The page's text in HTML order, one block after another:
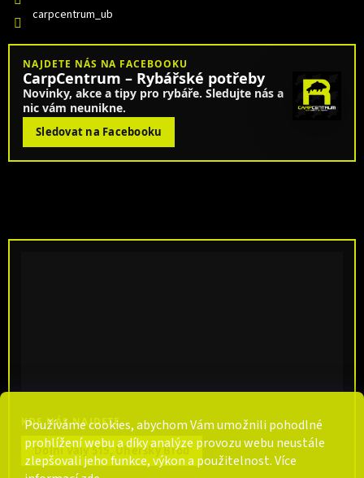
Používáme cookies, abychom Vám umožnili pohodlné
prohlížení webu a díky analýze provozu webu neustále
zlepšovali jeho funkce, výkon a použitelnost. Více
carpcentrum_ub
NAJDETE NÁS NA FACEBOOKU
CarpCentrum – Rybářské potřeby
Novinky, akce a tipy pro rybáře. Sledujte nás a
nic vám neunikne.
Sledovat na Facebooku
KDE NÁS NAJDETE
Dolní Valy 515, Uherský Brod